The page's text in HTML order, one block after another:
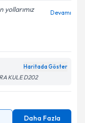
yollarımız
Devamı
Haritada Göster
KULE D202
Daha Fazla